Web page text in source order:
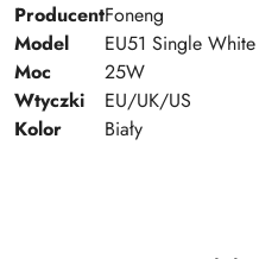
ProducentFoneng
Model
EU51 Single White
Moc
25W
Wtyczki
EU/UK/US
Kolor
Biały